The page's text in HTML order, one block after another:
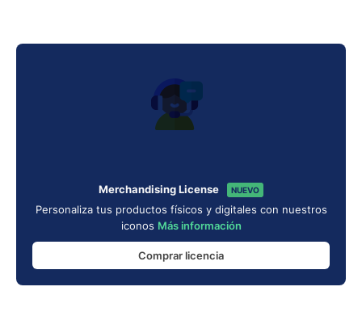
Merchandising License NUEVO
Personaliza tus productos físicos y digitales con nuestros
iconos Más información
Comprar licencia